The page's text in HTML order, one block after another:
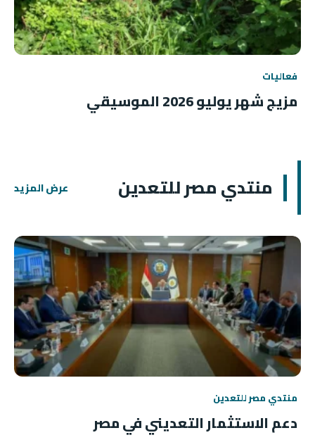
فعاليات
مزيج شهر يوليو 2026 الموسيقي
منتدي مصر للتعدين عرض المزيد
منتدي مصر للتعدين
دعم الاستثمار التعديني في مصر